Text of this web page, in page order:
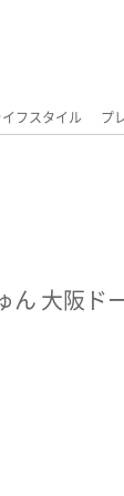
フスタイル プ
ん 大阪ド